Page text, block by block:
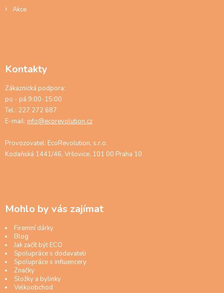
Akce
Kontakty
Zákaznická podpora:
po - pá 9:00-15:00
Tel.: 227 272 687
E-mail: info@ecorevolution.cz
Provozovatel: EcoRevolution, s.r.o.
Kodaňská 1441/46, Vršovice, 101 00 Praha 10
Mohlo by vás zajímat
Firemní dárky
Blog
Jak začít být ECO
Spolupráce s dodavateli
Spolupráce s influencery
Značky
Složky a bylinky
Velkoobchod